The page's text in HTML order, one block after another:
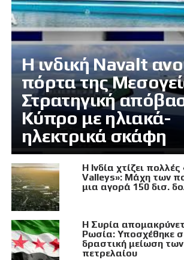
Η ινδική Navalt
πόρτα της
Στρατηγική
Κύπρο με ηλιακά-
ηλεκτρικά σκάφη
Η Ινδία χτίζει
Valleys»: Μάχη των
μια αγορά 150 δισ.
Η Συρία
Ρωσία: Υποσχέθηκε
δραστική μείωση
πετρελαίου